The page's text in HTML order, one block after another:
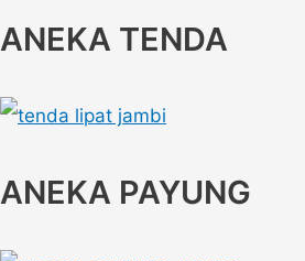
ANEKA TENDA
ANEKA PAYUNG